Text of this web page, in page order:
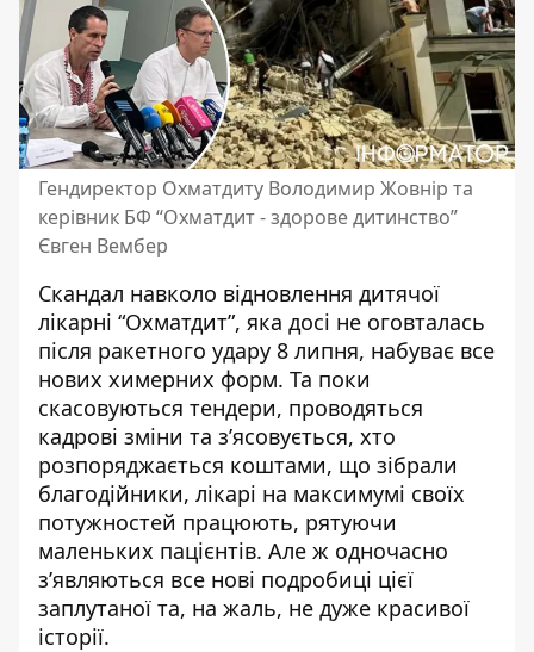
Гендиректор Охматдиту Володимир Жовнір та
керівник БФ “Охматдит - здорове дитинство”
Євген Вембер
Скандал навколо відновлення дитячої
лікарні “Охматдит”, яка досі не оговталась
після ракетного удару 8 липня, набуває все
нових химерних форм. Та поки
скасовуються тендери, проводяться
кадрові зміни та з’ясовується, хто
розпоряджається коштами, що зібрали
благодійники, лікарі на максимумі своїх
потужностей працюють, рятуючи
маленьких пацієнтів. Але ж одночасно
з’являються все нові подробиці цієї
заплутаної та, на жаль, не дуже красивої
історії.